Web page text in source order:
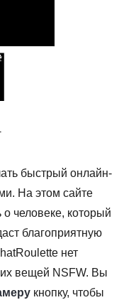
быстрый онлайн-
На этом сайте
человеке, который
благоприятную
нет
вещей NSFW. Вы
кнопку, чтобы